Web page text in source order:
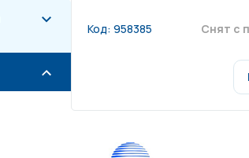
Код: 958385 Снят с